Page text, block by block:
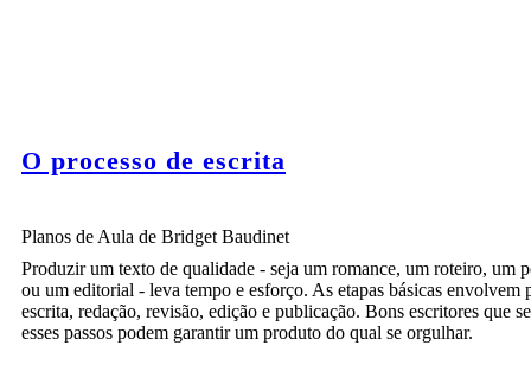
O processo de escrita
Planos de Aula de Bridget Baudinet
Produzir um texto de qualidade - seja um romance, um roteiro, um
ou um editorial - leva tempo e esforço. As etapas básicas envolvem
escrita, redação, revisão, edição e publicação. Bons escritores que
esses passos podem garantir um produto do qual se orgulhar.